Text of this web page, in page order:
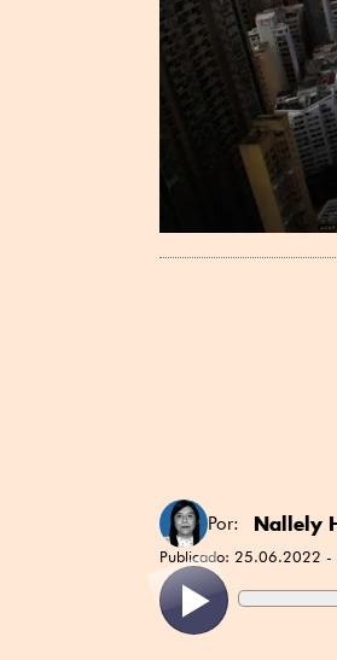
Por: Nallely
Publicado: 25.06.2022 -